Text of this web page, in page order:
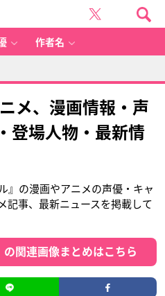
作者名
メ、漫画情報・声
登場人物・最新情
』の漫画やアニメの声優・キャ
記事、最新ニュースを掲載して
関連画像まとめはこちら